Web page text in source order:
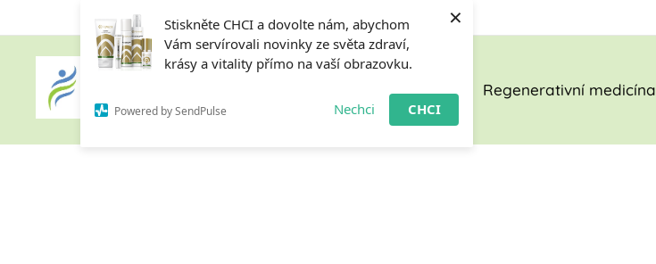
Stiskněte CHCI a dovolte nám, abychom
Vám servírovali novinky ze světa zdraví,
krásy a vitality přímo na vaší obrazovku.
Powered by SendPulse Nechci CHCI
×
O nás Regenerativní medicína